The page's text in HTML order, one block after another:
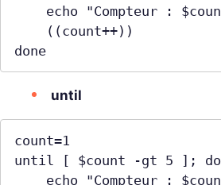
done
until
count=1
until [ $count -gt 5 ]; do